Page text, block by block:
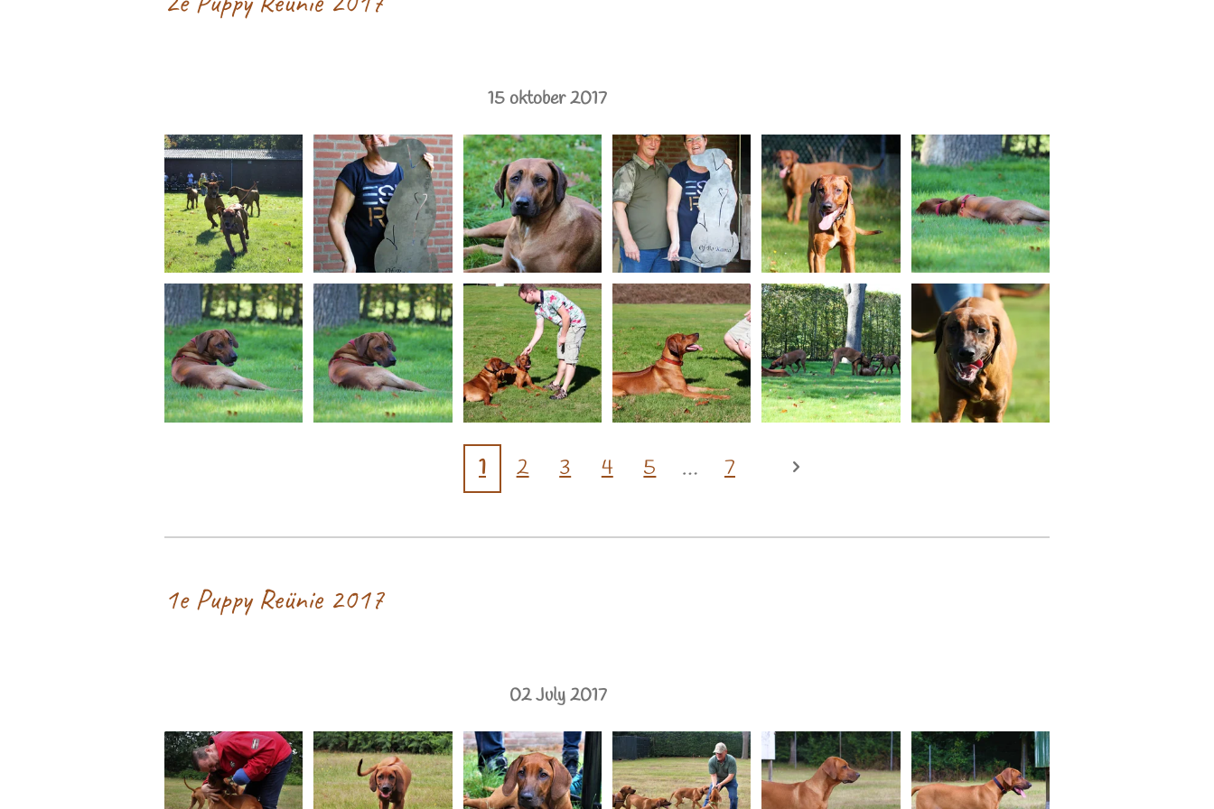
15 oktober 2017
1 2 3 4 5 7
1e Puppy Reünie 2017
02 July 2017